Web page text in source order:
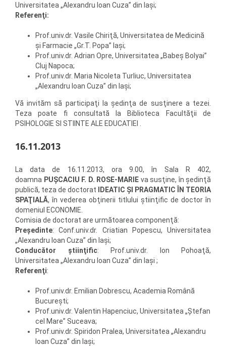
Universitatea „Alexandru Ioan Cuza” din Iaşi;
Referenţi:
Prof.univ.dr. Vasile Chiriţă, Universitatea de Medicină
şi Farmacie „Gr.T. Popa” Iaşi;
Prof.univ.dr. Adrian Opre, Universitatea „Babeş Bolyai”
Cluj Napoca;
Prof.univ.dr. Maria Nicoleta Turliuc, Universitatea
„Alexandru Ioan Cuza” din Iaşi;
Vă invităm să participaţi la şedinţa de susţinere a tezei.
Teza poate fi consultată la Biblioteca Facultăţii de
PSIHOLOGIE SI STIINTE ALE EDUCATIEI .
16.11.2013
La data de 16.11.2013, ora 9.00, în Sala R 402,
doamna PUŞCACIU F. D. ROSE-MARIE va susţine, în şedinţă
publică, teza de doctorat
IDEATIC ŞI PRAGMATIC ÎN TEORIA
SPAŢIALĂ, în vederea obţinerii titlului ştiinţific de doctor în
domeniul ECONOMIE.
Comisia de doctorat are următoarea componenţă:
Preşedinte: Conf.univ.dr. Criatian Popescu, Universitatea
„Alexandru Ioan Cuza” din Iaşi;
Conducător ştiinţific: Prof.univ.dr. Ion Pohoaţă,
Universitatea „Alexandru Ioan Cuza” din Iaşi ;
Referenţi:
Prof.univ.dr. Emilian Dobrescu, Academia Română
Bucureşti;
Prof.univ.dr. Valentin Hapenciuc, Universitatea „Ştefan
cel Mare” Suceava;
Prof.univ.dr. Spiridon Pralea, Universitatea „Alexandru
Ioan Cuza” din Iaşi;